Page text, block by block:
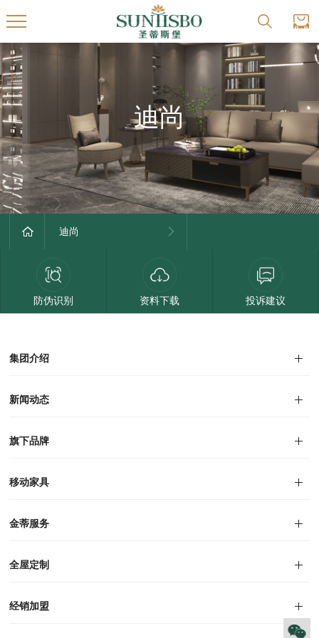
迪尚
迪尚
防伪识别 资料下载 投诉建议
集团介绍
集团介绍
企业文化
人才招聘
商学院
VR全景展厅
董事长介绍
新闻动态
旗下品牌
品牌文化
荣誉资质
产品专利
电子画册
移动家具
迪尚
西瑞
洛斯
里奥
洛卡
美舍
新古典
纯美
金蒂服务
售后服务
防伪识别
投诉建议
全屋定制
风格定制
空间定制
户型案例
材质展示
预约量尺
经销加盟